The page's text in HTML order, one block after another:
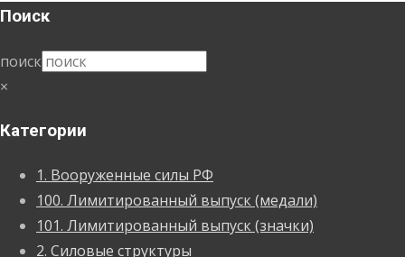
Поиск
поиск
×
Категории
1. Вооруженные силы РФ
100. Лимитированный выпуск (медали)
101. Лимитированный выпуск (значки)
2. Силовые структуры